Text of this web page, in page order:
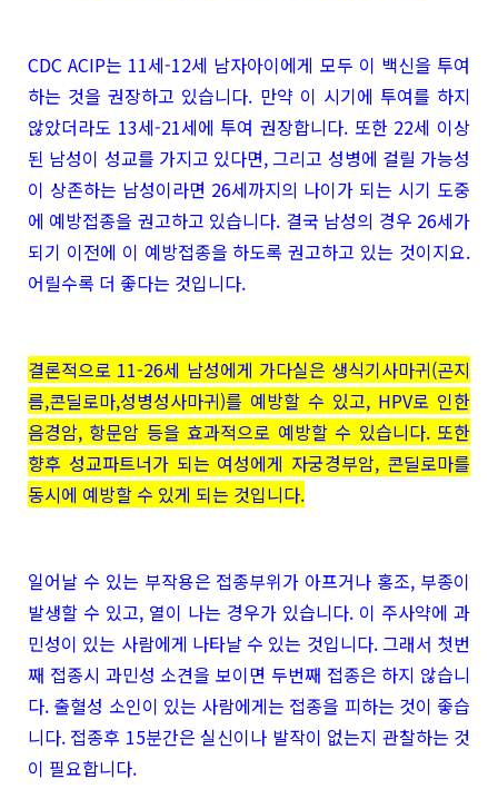
CDC ACIP는 11세-12세 남자아이에게 모두 이 백신을 투여
하는 것을 권장하고 있습니다. 만약 이 시기에 투여를 하지
않았더라도 13세-21세에 투여 권장합니다. 또한 22세 이상
된 남성이 성교를 가지고 있다면, 그리고 성병에 걸릴 가능성
이 상존하는 남성이라면 26세까지의 나이가 되는 시기 도중
에 예방접종을 권고하고 있습니다. 결국 남성의 경우 26세가
되기 이전에 이 예방접종을 하도록 권고하고 있는 것이지요.
어릴수록 더 좋다는 것입니다.
결론적으로 11-26세 남성에게 가다실은 생식기사마귀(곤지
름,콘딜로마,성병성사마귀)를 예방할 수 있고, HPV로 인한
음경암, 항문암 등을 효과적으로 예방할 수 있습니다. 또한
향후 성교파트너가 되는 여성에게 자궁경부암, 콘딜로마를
동시에 예방할 수 있게 되는 것입니다.
일어날 수 있는 부작용은 접종부위가 아프거나 홍조, 부종이
발생할 수 있고, 열이 나는 경우가 있습니다. 이 주사약에 과
민성이 있는 사람에게 나타날 수 있는 것입니다. 그래서 첫번
째 접종시 과민성 소견을 보이면 두번째 접종은 하지 않습니
다. 출혈성 소인이 있는 사람에게는 접종을 피하는 것이 좋습
니다. 접종후 15분간은 실신이나 발작이 없는지 관찰하는 것
이 필요합니다.